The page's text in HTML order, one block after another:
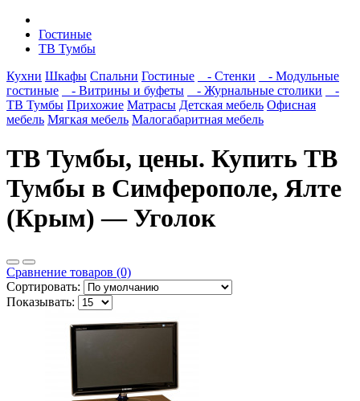
Гостиные
ТВ Тумбы
Кухни Шкафы Спальни Гостиные - Стенки
- Модульные
гостиные
- Витрины и буфеты - Журнальные столики
-
ТВ Тумбы Прихожие Матрасы Детская мебель Офисная
мебель Мягкая мебель Малогабаритная мебель
ТВ Тумбы, цены. Купить ТВ
Тумбы в Симферополе, Ялте
(Крым) — Уголок
Сравнение товаров (0)
Сортировать:
Показывать: